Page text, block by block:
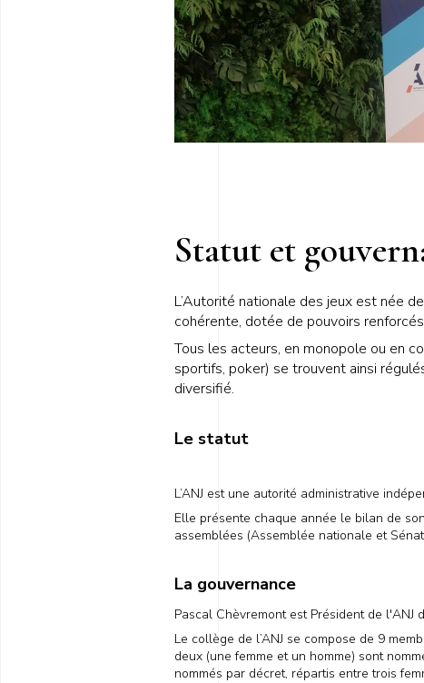
Statut et
L’Autorité nationale des jeux est née
cohérente, dotée de pouvoirs
Tous les acteurs, en monopole ou en
sportifs, poker) se trouvent ainsi
diversifié.
Le statut
L’ANJ est une autorité administrative
Elle présente chaque année le bilan de
assemblées (Assemblée nationale et
La gouvernance
Pascal Chèvremont est Président de l'ANJ
Le collège de l’ANJ se compose de 9
deux (une femme et un homme) sont
nommés par décret, répartis entre trois